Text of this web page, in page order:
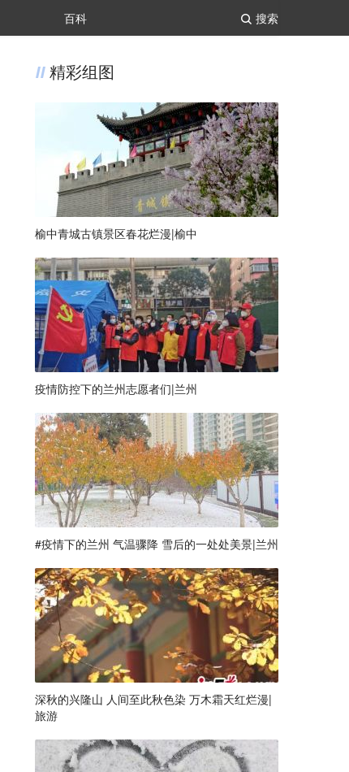
搜索
百科
精彩组图
榆中青城古镇景区春花烂漫|榆中
疫情防控下的兰州志愿者们|兰州
#疫情下的兰州 气温骤降 雪后的一处处美景|兰州
深秋的兴隆山 人间至此秋色染 万木霜天红烂漫|
旅游